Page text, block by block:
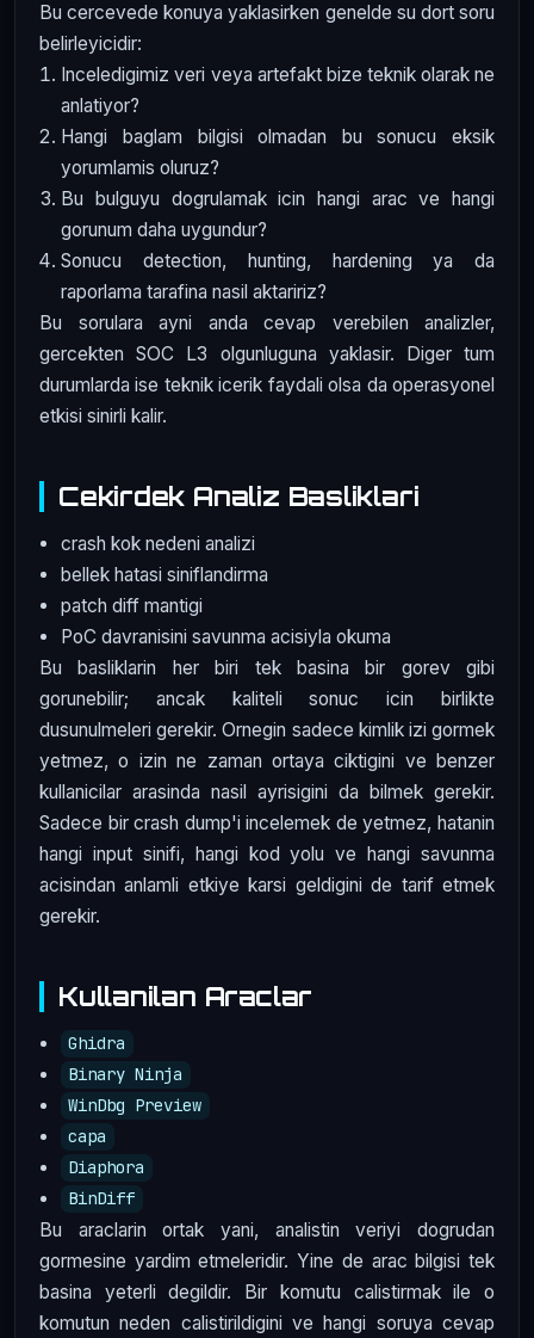
Bu cercevede konuya yaklasirken genelde su dort soru
belirleyicidir:
Inceledigimiz veri veya artefakt bize teknik olarak ne
anlatiyor?
Hangi baglam bilgisi olmadan bu sonucu eksik
yorumlamis oluruz?
Bu bulguyu dogrulamak icin hangi arac ve hangi
gorunum daha uygundur?
Sonucu detection, hunting, hardening ya da
raporlama tarafina nasil aktaririz?
Bu sorulara ayni anda cevap verebilen analizler,
gercekten SOC L3 olgunluguna yaklasir. Diger tum
durumlarda ise teknik icerik faydali olsa da operasyonel
etkisi sinirli kalir.
Cekirdek Analiz Basliklari
crash kok nedeni analizi
bellek hatasi siniflandirma
patch diff mantigi
PoC davranisini savunma acisiyla okuma
Bu basliklarin her biri tek basina bir gorev gibi
gorunebilir; ancak kaliteli sonuc icin birlikte
dusunulmeleri gerekir. Ornegin sadece kimlik izi gormek
yetmez, o izin ne zaman ortaya ciktigini ve benzer
kullanicilar arasinda nasil ayrisigini da bilmek gerekir.
Sadece bir crash dump'i incelemek de yetmez, hatanin
hangi input sinifi, hangi kod yolu ve hangi savunma
acisindan anlamli etkiye karsi geldigini de tarif etmek
gerekir.
Kullanilan Araclar
Ghidra
Binary Ninja
WinDbg Preview
capa
Diaphora
BinDiff
Bu araclarin ortak yani, analistin veriyi dogrudan
gormesine yardim etmeleridir. Yine de arac bilgisi tek
basina yeterli degildir. Bir komutu calistirmak ile o
komutun neden calistirildigini ve hangi soruya cevap